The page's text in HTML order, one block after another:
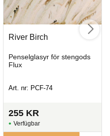
River Birch
Penselglasyr för stengods
Flux
Art. nr: PCF-74
255 KR